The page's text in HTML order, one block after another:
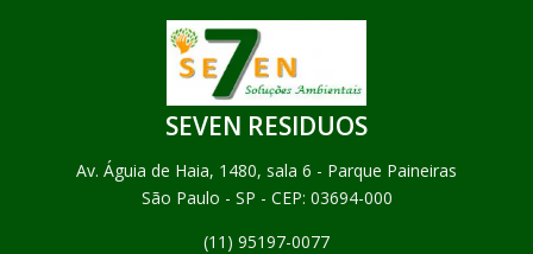
SEVEN RESIDUOS
Av. Águia de Haia, 1480, sala 6 - Parque Paineiras
São Paulo - SP - CEP: 03694-000
(11) 95197-0077